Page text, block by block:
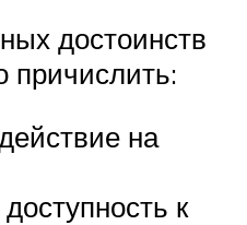
достоинств
причислить:
на
к